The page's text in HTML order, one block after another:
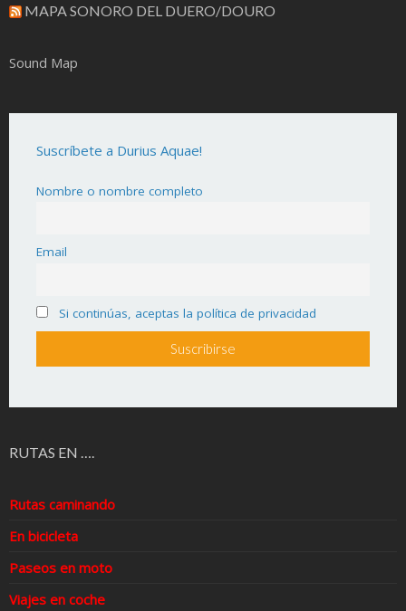
MAPA SONORO DEL DUERO/DOURO
Sound Map
Suscríbete a Durius Aquae!
Nombre o nombre completo
Email
Si continúas, aceptas la política de privacidad
RUTAS EN ….
Rutas caminando
En bicicleta
Paseos en moto
Viajes en coche